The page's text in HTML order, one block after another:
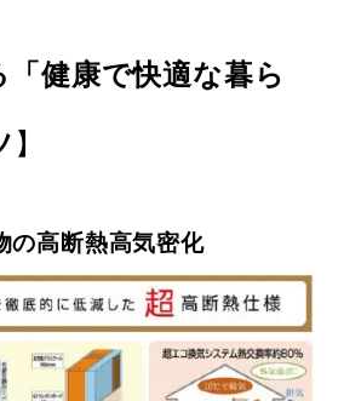
「健康で快適な暮ら
】
高断熱高気密化